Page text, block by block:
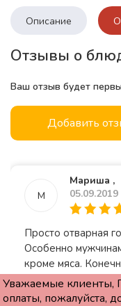
Описание
Отзывы о
Ваш отзыв будет
Добавить
М
Мариша ,
05.09.2019
Просто отварная
Особенно
кроме мяса.
многими
задумываясь,
Уважаемые клиенты,
оплаты, пожалуйста,